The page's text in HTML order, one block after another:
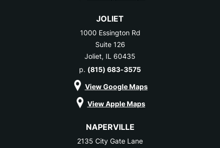
JOLIET
1000 Essington Rd
Suite 126
Joliet, IL 60435
p. (815) 683-3575
View Google Maps
View Apple Maps
NAPERVILLE
2135 City Gate Lane